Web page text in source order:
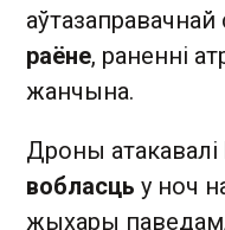
аўтазаправачнай
раёне, раненні
жанчына.
Дроны атакавалі
вобласць у ноч
жыхары